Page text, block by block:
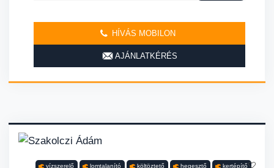
HÍVÁS MOBILON
AJÁNLATKÉRÉS
vízszerelő lomtalanító költöztető hegesztő kertépítő